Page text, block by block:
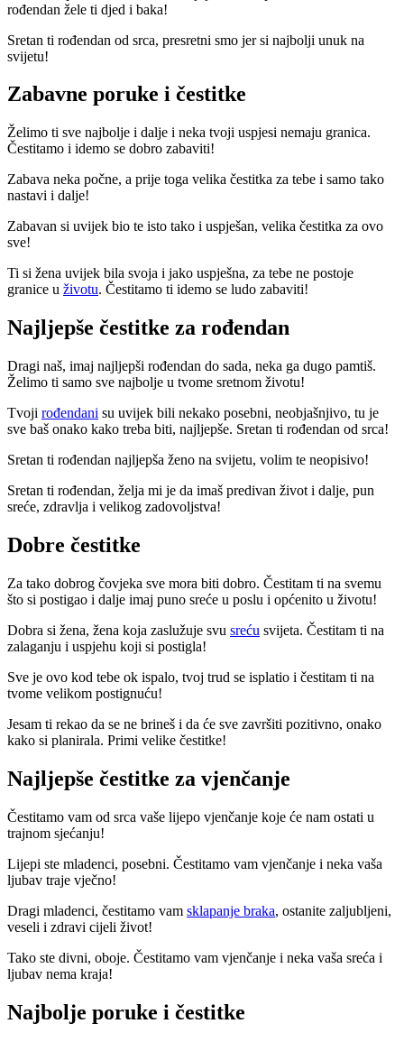
rođendan žele ti djed i baka!
Sretan ti rođendan od srca, presretni smo jer si najbolji unuk na
svijetu!
Zabavne poruke i čestitke
Želimo ti sve najbolje i dalje i neka tvoji uspjesi nemaju granica.
Čestitamo i idemo se dobro zabaviti!
Zabava neka počne, a prije toga velika čestitka za tebe i samo tako
nastavi i dalje!
Zabavan si uvijek bio te isto tako i uspješan, velika čestitka za ovo
sve!
Ti si žena uvijek bila svoja i jako uspješna, za tebe ne postoje
granice u životu. Čestitamo ti idemo se ludo zabaviti!
Najljepše čestitke za rođendan
Dragi naš, imaj najljepši rođendan do sada, neka ga dugo pamtiš.
Želimo ti samo sve najbolje u tvome sretnom životu!
Tvoji rođendani su uvijek bili nekako posebni, neobjašnjivo, tu je
sve baš onako kako treba biti, najljepše. Sretan ti rođendan od srca!
Sretan ti rođendan najljepša ženo na svijetu, volim te neopisivo!
Sretan ti rođendan, želja mi je da imaš predivan život i dalje, pun
sreće, zdravlja i velikog zadovoljstva!
Dobre čestitke
Za tako dobrog čovjeka sve mora biti dobro. Čestitam ti na svemu
što si postigao i dalje imaj puno sreće u poslu i općenito u životu!
Dobra si žena, žena koja zaslužuje svu sreću svijeta. Čestitam ti na
zalaganju i uspjehu koji si postigla!
Sve je ovo kod tebe ok ispalo, tvoj trud se isplatio i čestitam ti na
tvome velikom postignuću!
Jesam ti rekao da se ne brineš i da će sve završiti pozitivno, onako
kako si planirala. Primi velike čestitke!
Najljepše čestitke za vjenčanje
Čestitamo vam od srca vaše lijepo vjenčanje koje će nam ostati u
trajnom sjećanju!
Lijepi ste mladenci, posebni. Čestitamo vam vjenčanje i neka vaša
ljubav traje vječno!
Dragi mladenci, čestitamo vam sklapanje braka, ostanite zaljubljeni,
veseli i zdravi cijeli život!
Tako ste divni, oboje. Čestitamo vam vjenčanje i neka vaša sreća i
ljubav nema kraja!
Najbolje poruke i čestitke